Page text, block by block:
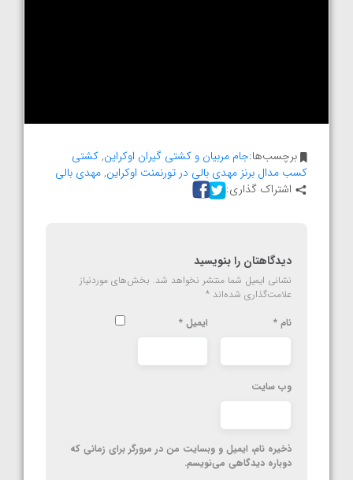
برچسب‌ها:جام مربیان و کشتی گیران اوکراین,کشتی
کسب مدال برنز مهدی بالی در تورنمنت اوکراین,مهدی بالی
اشتراک گذاری:
دیدگاهتان را بنویسید
نشانی ایمیل شما منتشر نخواهد شد. بخش‌های موردنیاز
علامت‌گذاری شده‌اند *
نام * ایمیل *
وب‌ سایت
ذخیره نام، ایمیل و وبسایت من در مرورگر برای زمانی که
دوباره دیدگاهی می‌نویسم.